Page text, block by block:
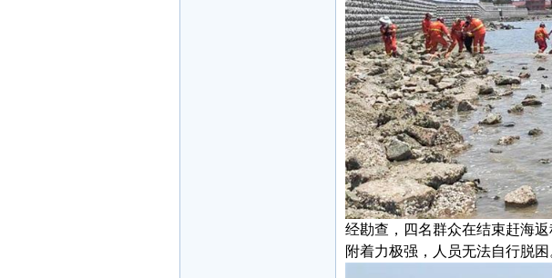
经勘查，四名群众在结束赶海
附着力极强，人员无法自行脱